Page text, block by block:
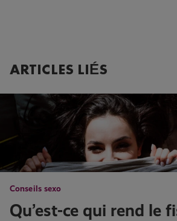
ARTICLES LIÉS
Conseils sexo
Qu’est-ce qui rend le